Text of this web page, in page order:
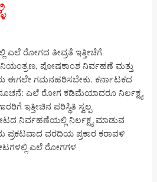
ರೋಗದ ತೀವ್ರತೆ ಇತ್ತೀಚೆಗೆ
ಪೋಷಕಾಂಶ ನಿರ್ವಹಣೆ ಮತ್ತು
ಈಗಲೇ ಗಮನಹರಿಸಬೇಕು. ಕರ್ನಾಟಕದ
ಎಲೆ ರೋಗ ಕಡಿಮೆಯಾದರೂ ನಿರ್ಲಕ್ಷ್ಯ
ಇತ್ತೀಚಿನ ಪರಿಸ್ಥಿತಿ ಸ್ವಲ್ಪ
ನಿರ್ವಹಣೆಯಲ್ಲಿ ನಿರ್ಲಕ್ಷ್ಯ ಮಾಡುವ
ಪ್ರಕಟವಾದ ವರದಿಯ ಪ್ರಕಾರ ಕರಾವಳಿ
ಎಲೆ ರೋಗಗಳ